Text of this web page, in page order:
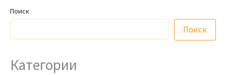
Поиск
Поиск
Категории